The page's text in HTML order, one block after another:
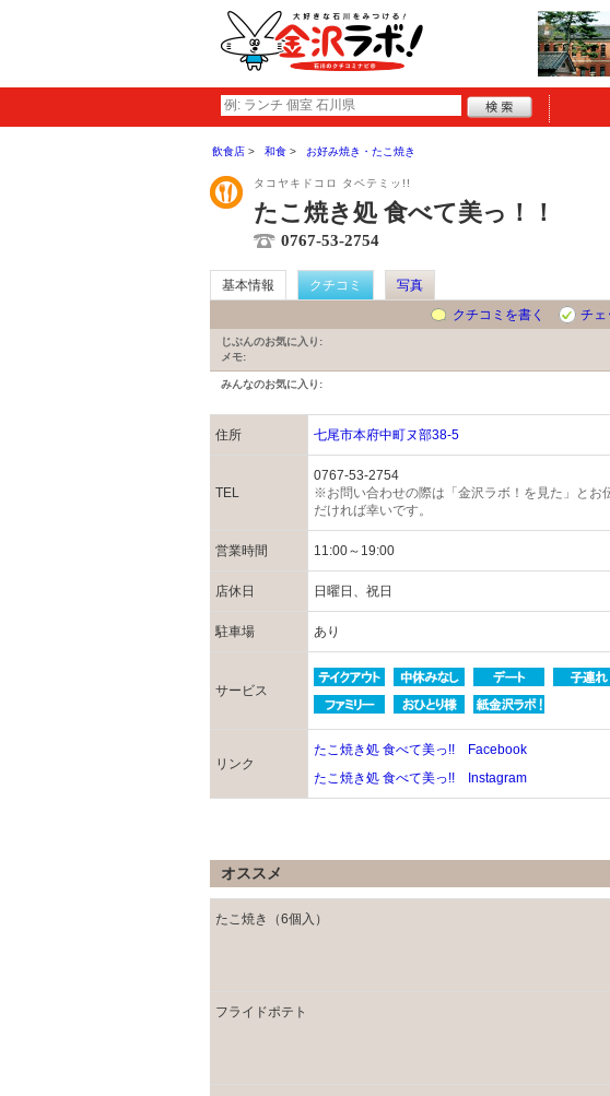
飲食店 和食 お好み焼き・たこ焼き
タコヤキドコロ タベテミッ!!
たこ焼き処 食べて美っ！！
0767-53-2754
基本情報 クチコミ
写真
クチコミを書く
チェ
じぶんのお気に入り:
メモ:
みんなのお気に入り:
住所 七尾市本府中町ヌ部38-5
TEL
0767-53-2754
※お問い合わせの際は「金沢ラボ！を見た」とお
だければ幸いです。
営業時間 11:00～19:00
店休日 日曜日、祝日
駐車場 あり
サービス
リンク
たこ焼き処 食べて美っ!! Facebook
たこ焼き処 食べて美っ!! Instagram
オススメ
たこ焼き（6個入）
フライドポテト